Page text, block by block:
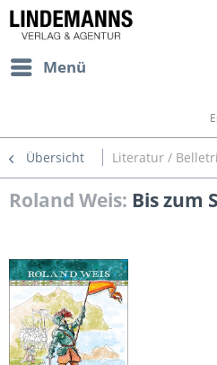
Menü
Übersicht Literatur /
Roland Weis: Bis zum